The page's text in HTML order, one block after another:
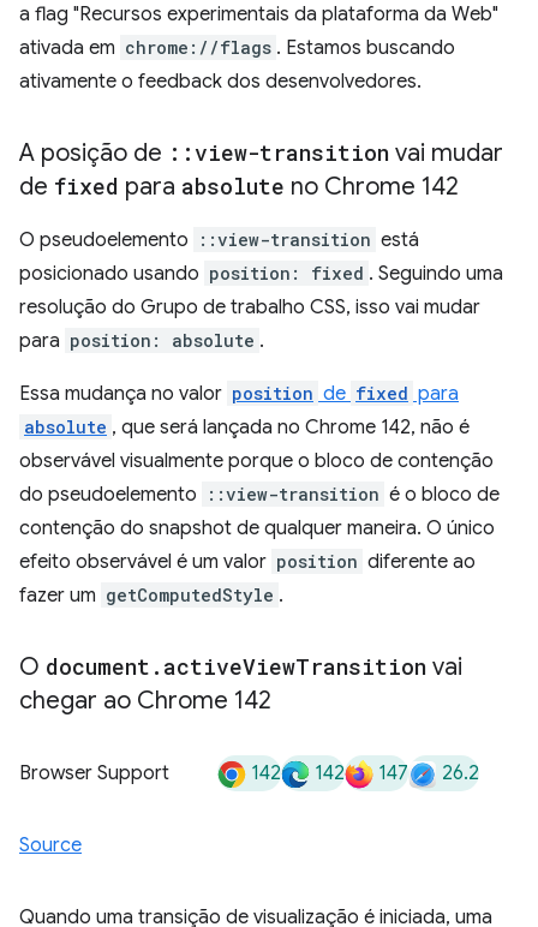
a flag "Recursos experimentais da plataforma da Web"
ativada em chrome://flags . Estamos buscando
ativamente o feedback dos desenvolvedores.
A posição de :: view-transition vai mudar
de fixed para absolute no Chrome 142
O pseudoelemento ::view-transition está
posicionado usando position: fixed . Seguindo uma
resolução do Grupo de trabalho CSS, isso vai mudar
para position: absolute .
Essa mudança no valor position de fixed para
absolute , que será lançada no Chrome 142, não é
observável visualmente porque o bloco de contenção
do pseudoelemento
::view-transition é o bloco de
contenção do snapshot de qualquer maneira. O único
efeito observável é um valor position diferente ao
fazer um getComputedStyle .
O document . activeViewTransition vai
chegar ao Chrome 142
Browser Support 142 142 147 26.2
Source
Quando uma transição de visualização é iniciada, uma